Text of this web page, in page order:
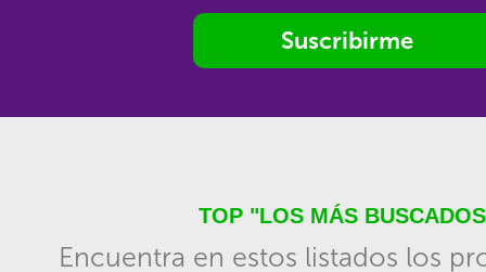
Suscribirme
TOP "LOS MÁS
Encuentra en estos listados los